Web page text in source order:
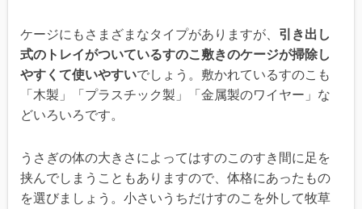
ケージにもさまざまなタイプがありますが、 引き出し
式のトレイがついているすのこ敷きのケージが掃除し
やすくて使いやすいでしょう。敷かれているすのこも
「木製」「プラスチック製」「金属製のワイヤー」な
どいろいろです。
うさぎの体の大きさによってはすのこのすき間に足を
挟んでしまうこともありますので、体格にあったもの
を選びましょう。小さいうちだけすのこを外して牧草